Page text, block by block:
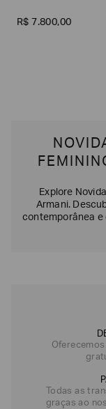
R$ 7 .800,00
Explore
Armani.
contemporânea e
Todas as
graças ao